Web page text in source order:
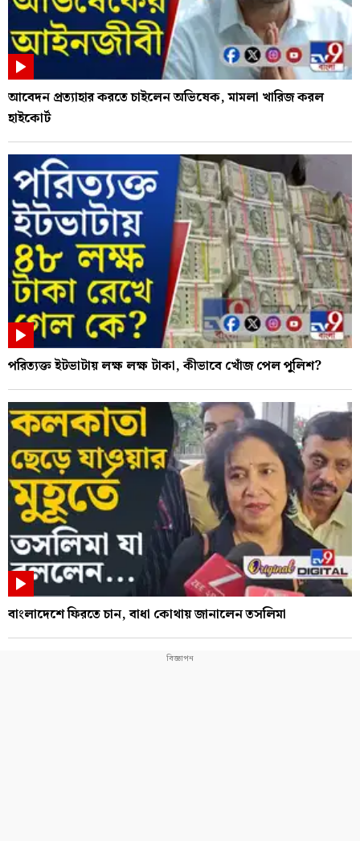
আবেদন প্রত্যাহার করতে চাইলেন অভিষেক, মামলা খারিজ করল
হাইকোর্ট
পরিত্যক্ত ইটভাটায় লক্ষ লক্ষ টাকা, কীভাবে খোঁজ পেল পুলিশ?
বাংলাদেশে ফিরতে চান, বাধা কোথায় জানালেন তসলিমা